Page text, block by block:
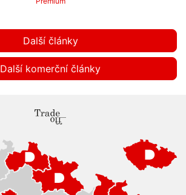
Další články
Další komerční články